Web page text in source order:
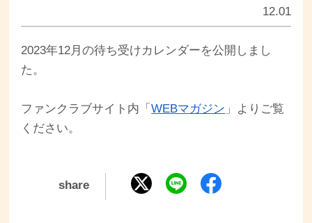
12.01
2023年12月の待ち受けカレンダーを公開しまし
た。
ファンクラブサイト内「WEBマガジン 」よりご覧
ください。
share